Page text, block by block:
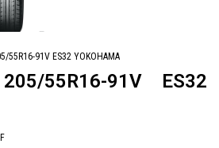
55R16-91V ES32 YOKOHAMA
55R16-91V ES32